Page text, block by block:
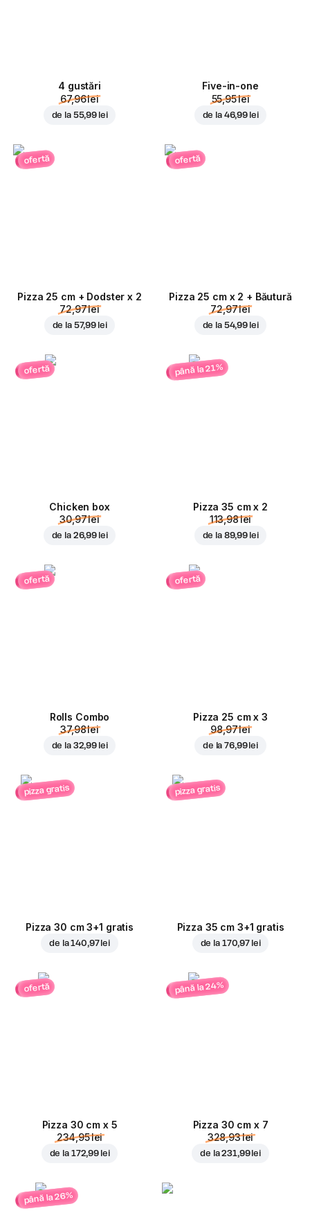
4 gustări
67,96 lei
de la 55,99 lei
Five-in-one
55,95 lei
de la 46,99 lei
ofertă
Pizza 25 cm + Dodster x 2
72,97 lei
de la 57,99 lei
ofertă
Pizza 25 cm x 2 + Băutură
72,97 lei
de la 54,99 lei
ofertă
Chicken box
30,97 lei
de la 26,99 lei
până la 21%
Pizza 35 cm x 2
113,98 lei
de la 89,99 lei
ofertă
Rolls Combo
37,98 lei
de la 32,99 lei
ofertă
Pizza 25 cm x 3
98,97 lei
de la76,99 lei
pizza gratis
Pizza 30 cm 3+1 gratis
de la140,97 lei
pizza gratis
Pizza 35 cm 3+1 gratis
de la 170,97 lei
ofertă
Pizza 30 cm x 5
234,95 lei
de la 172,99 lei
până la 24%
Pizza 30 cm x 7
328,93 lei
de la231,99 lei
până la 26%